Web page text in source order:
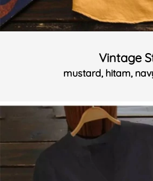
Vintage
mustard, hitam,